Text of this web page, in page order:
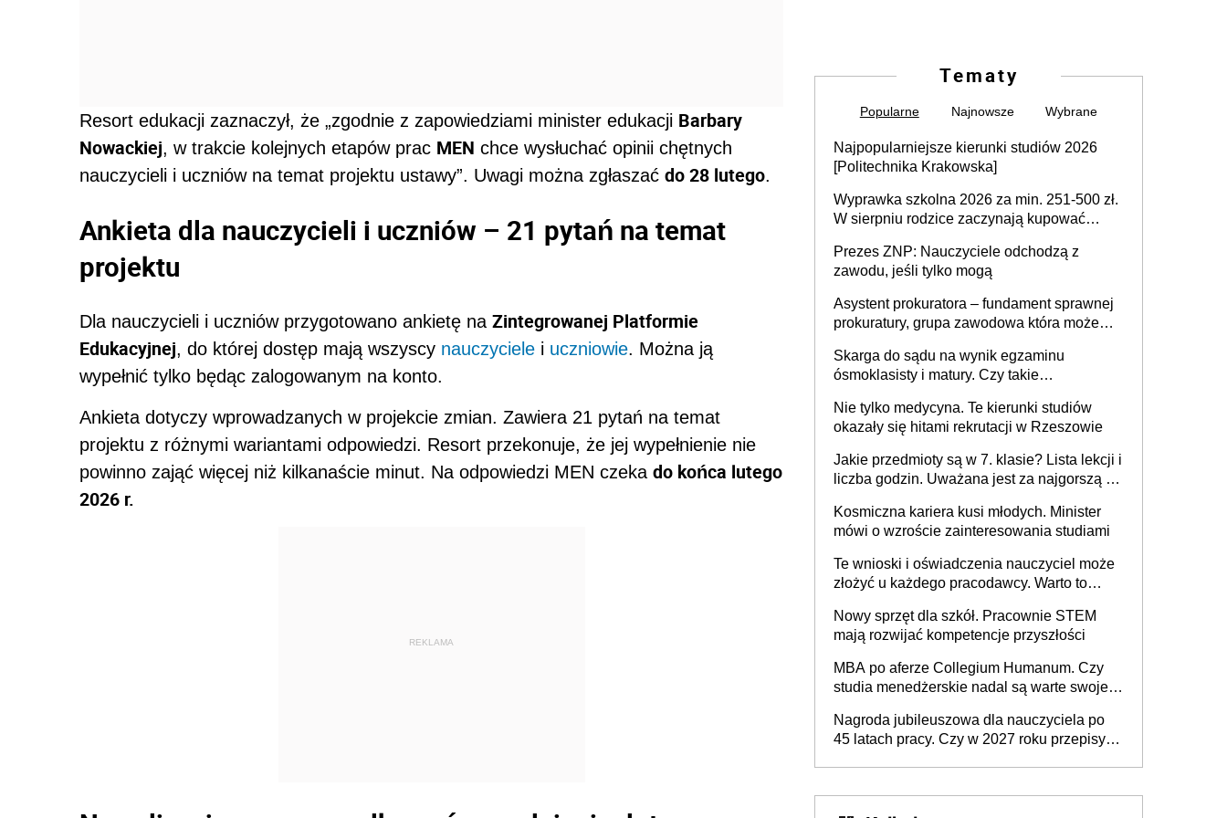
Resort edukacji zaznaczył, że „zgodnie z zapowiedziami minister edukacji Barbary
Nowackiej, w trakcie kolejnych etapów prac MEN chce wysłuchać opinii chętnych
nauczycieli i uczniów na temat projektu ustawy”. Uwagi można zgłaszać do 28 lutego.
Ankieta dla nauczycieli i uczniów – 21 pytań na temat
projektu
Dla nauczycieli i uczniów przygotowano ankietę na Zintegrowanej Platformie
Edukacyjnej, do której dostęp mają wszyscy nauczyciele i uczniowie. Można ją
wypełnić tylko będąc zalogowanym na konto.
Ankieta dotyczy wprowadzanych w projekcie zmian. Zawiera 21 pytań na temat
projektu z różnymi wariantami odpowiedzi. Resort przekonuje, że jej wypełnienie nie
powinno zająć więcej niż kilkanaście minut. Na odpowiedzi MEN czeka do końca lutego
2026 r.
REKLAMA
Tematy
Popularne Najnowsze Wybrane
Najpopularniejsze kierunki studiów 2026
[Politechnika Krakowska]
Wyprawka szkolna 2026 za min. 251-500 zł.
W sierpniu rodzice zaczynają kupować
wydatek sięgający ponad 1 tys. zł
Prezes ZNP: Nauczyciele odchodzą z
zawodu, jeśli tylko mogą
Asystent prokuratora – fundament sprawnej
prokuratury, grupa zawodowa która może
Skarga do sądu na wynik egzaminu
ósmoklasisty i matury. Czy takie
Nie tylko medycyna. Te kierunki studiów
okazały się hitami rekrutacji w Rzeszowie
Jakie przedmioty są w 7. klasie? Lista lekcji i
liczba godzin. Uważana jest za najgorszą -
Kosmiczna kariera kusi młodych. Minister
mówi o wzroście zainteresowania studiami
Te wnioski i oświadczenia nauczyciel może
złożyć u każdego pracodawcy. Warto to
szkolnego 2026/2027
Nowy sprzęt dla szkół. Pracownie STEM
mają rozwijać kompetencje przyszłości
MBA po aferze Collegium Humanum. Czy
studia menedżerskie nadal są warte swojej
Nagroda jubileuszowa dla nauczyciela po
45 latach pracy. Czy w 2027 roku przepisy